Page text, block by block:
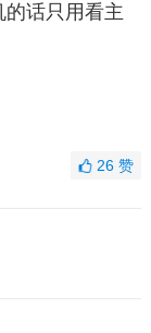
话只用看主
26赞